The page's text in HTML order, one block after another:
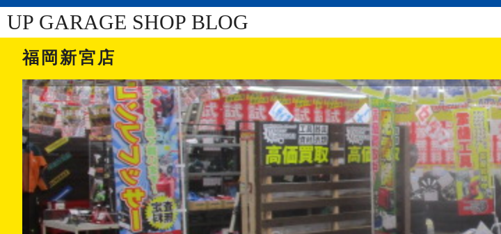
UP GARAGE SHOP BLOG
福岡新宮店